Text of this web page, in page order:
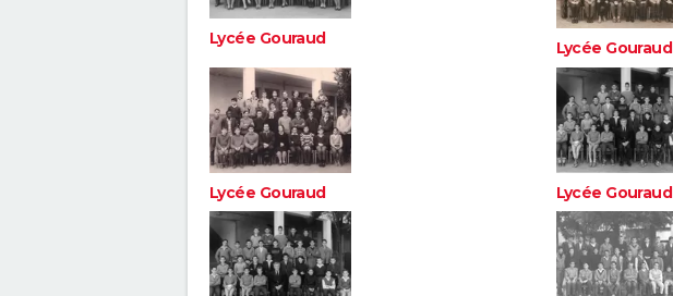
Lycée Gouraud Lycée Gouraud
Lycée Gouraud Lycée Gouraud